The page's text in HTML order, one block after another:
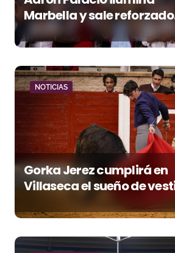
Marbella y sale reforzado
junto a Manzanares y
Morante
NOTICIAS
Gorka Jerez cumplirá en
Villaseca el sueño de
de luces ante los suyos